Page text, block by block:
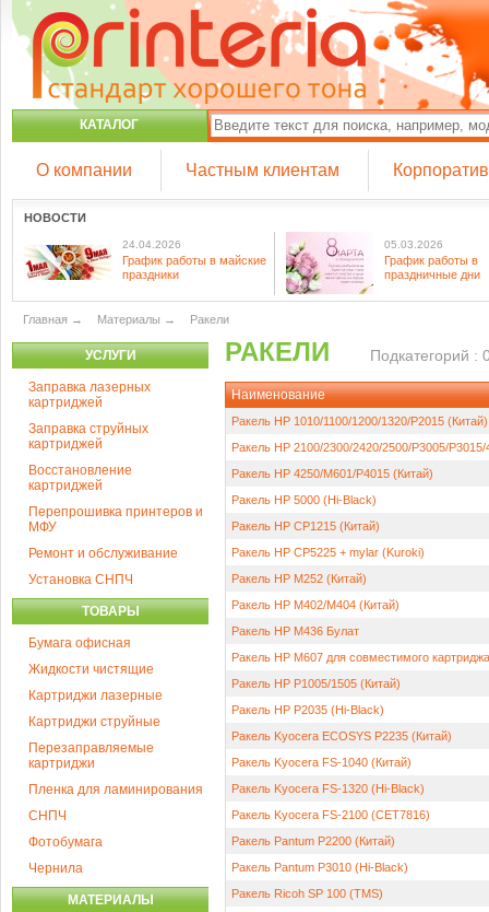
КАТАЛОГ
О компании Частным клиентам
НОВОСТИ
24.04.2026
График работы в майские
праздники
05.03.2026
График работы в
праздничные дни
Главная → Материалы → Ракели
УСЛУГИ
Заправка лазерных
картриджей
Заправка струйных
картриджей
Восстановление
картриджей
Перепрошивка принтеров и
МФУ
Ремонт и обслуживание
Установка СНПЧ
ТОВАРЫ
Бумага офисная
Жидкости чистящие
Картриджи лазерные
Картриджи струйные
Перезаправляемые
картриджи
Пленка для ламинирования
СНПЧ
Фотобумага
Чернила
МАТЕРИАЛЫ
РАКЕЛИ Подкатегорий :
Наименование
Ракель HP 1010/1100/1200/1320/P2015 (Китай)
Ракель HP 2100/2300/2420/2500/P3005/
Ракель HP 4250/M601/P4015 (Китай)
Ракель HP 5000 (Hi-Black)
Ракель HP CP1215 (Китай)
Ракель HP CP5225 + mylar (Kuroki)
Ракель HP M252 (Китай)
Ракель HP M402/M404 (Китай)
Ракель HP M436 Булат
Ракель HP M607 для совместимого
Ракель HP P1005/1505 (Китай)
Ракель HP P2035 (Hi-Black)
Ракель Kyocera ECOSYS P2235 (Китай)
Ракель Kyocera FS-1040 (Китай)
Ракель Kyocera FS-1320 (Hi-Black)
Ракель Kyocera FS-2100 (CET7816)
Ракель Pantum P2200 (Китай)
Ракель Pantum P3010 (Hi-Black)
Ракель Ricoh SP 100 (TMS)